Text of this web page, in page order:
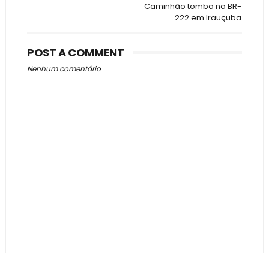
Caminhão tomba na BR-
222 em Irauçuba
POST A COMMENT
Nenhum comentário